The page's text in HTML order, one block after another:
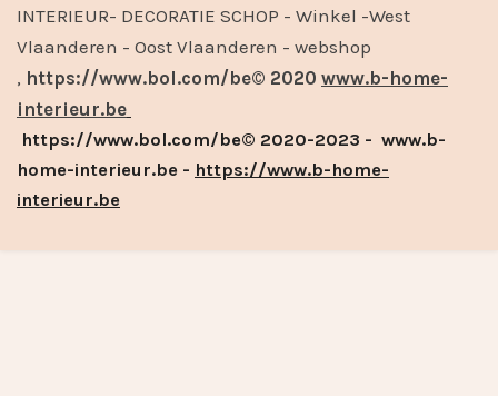
INTERIEUR- DECORATIE SCHOP - Winkel -West
Vlaanderen - Oost Vlaanderen - webshop
, https://www.bol.com/be© 2020 www.b-home-
interieur.be
https://www.bol.com/be© 2020-2023 - www.b-
home-interieur.be - https://www.b-home-
interieur.be